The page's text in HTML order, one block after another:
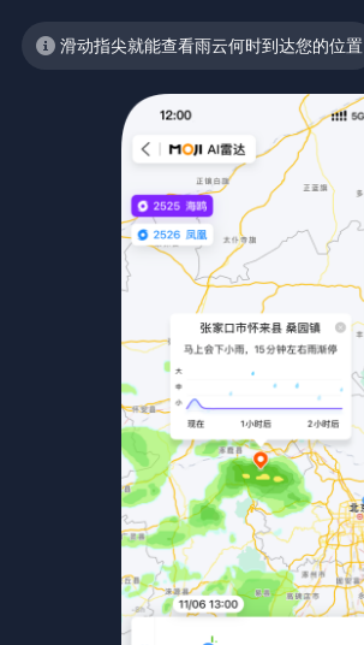
滑动指尖就能查看雨云何时到达您的位置